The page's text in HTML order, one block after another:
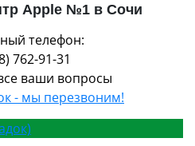
Apple №1 в Сочи
телефон:
762-91-31
ваши вопросы
- мы перезвоним!